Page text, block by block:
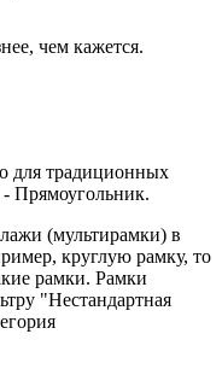
чем кажется.
для традиционных
Прямоугольник.
(мультирамки) в
круглую рамку, то
рамки. Рамки
"Нестандартная